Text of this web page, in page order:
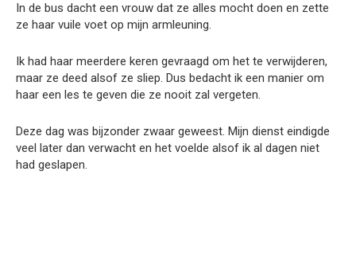
In de bus dacht een vrouw dat ze alles mocht doen en zette
ze haar vuile voet op mijn armleuning.
Ik had haar meerdere keren gevraagd om het te verwijderen,
maar ze deed alsof ze sliep. Dus bedacht ik een manier om
haar een les te geven die ze nooit zal vergeten.
Deze dag was bijzonder zwaar geweest. Mijn dienst eindigde
veel later dan verwacht en het voelde alsof ik al dagen niet
had geslapen.